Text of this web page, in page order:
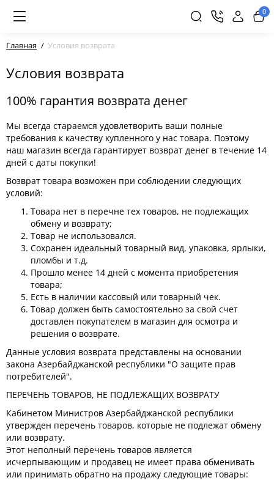
0
Главная Условия возврата
Условия возврата
100% гарантия возврата денег
Мы всегда стараемся удовлетворить ваши полные
требования к качеству купленного у нас товара. Поэтому
наш магазин всегда гарантирует возврат денег в течение 14
дней с даты покупки!
Возврат товара возможен при соблюдении следующих
условий:
Товара нет в перечне тех товаров, не подлежащих
обмену и возврату;
Товар не использовался.
Сохранен идеальный товарный вид, упаковка, ярлыки,
пломбы и т.д.
Прошло менее 14 дней с момента приобретения
товара;
Есть в наличии кассовый или товарный чек.
Товар должен быть самостоятельно за свой счет
доставлен покупателем в магазин для осмотра и
решения о возврате.
Данные условия возврата представлены на основании
закона Азербайджанской республики "О защите прав
потребителей".
ПЕРЕЧЕНЬ ТОВАРОВ, НЕ ПОДЛЕЖАЩИХ ВОЗВРАТУ
Кабинетом Министров Азербайджанской республики
утвержден перечень товаров, которые не подлежат обмену
или возврату.
Этот неполный перечень товаров является
исчерпывающим и продавец не имеет права обменивать
или принимать обратно на продажу следующие товары: